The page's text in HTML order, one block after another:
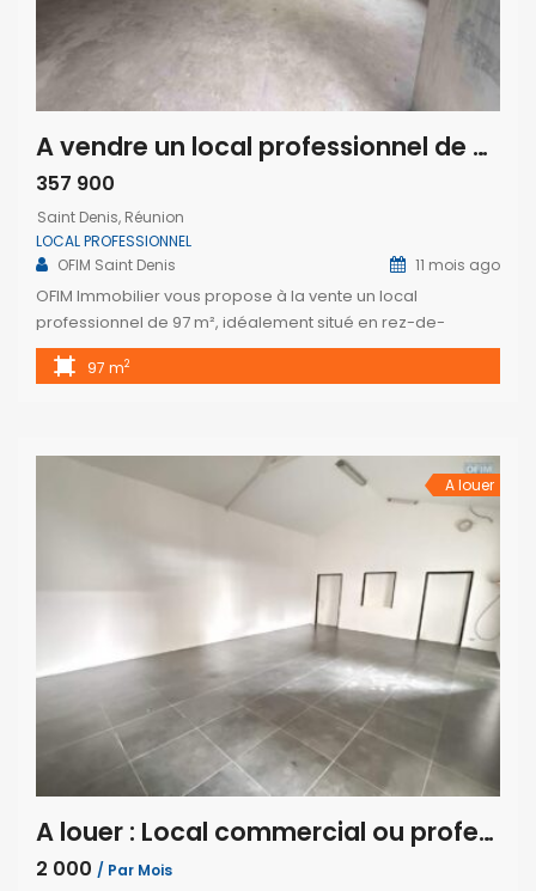
A vendre un local professionnel de 97m2 situé dans une résidence de standing à Saint Denis
357 900
Saint Denis, Réunion
LOCAL PROFESSIONNEL
OFIM Saint Denis
11 mois ago
OFIM Immobilier vous propose à la vente un local
professionnel de 97 m², idéalement situé en rez-de-
chaussée d’une résidence neuve, moderne et sécurisée à
Saint-Denis. Ce local brut, disposant d’une terrasse et d’un
L’aménagement intérieur est entièrement libre, ce qui
permet d’adapter […]
97 m2
A louer
A louer : Local commercial ou professionnel d’environ 70 m², Rue Mazagran à Saint-Denis.
2 000 / Par Mois